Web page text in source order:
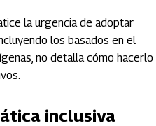
la urgencia de adoptar
los basados en el
no detalla cómo hacerlo
inclusiva